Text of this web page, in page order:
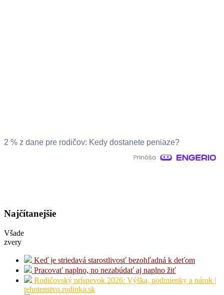
2 % z dane pre rodičov: Kedy dostanete peniaze?
Najčítanejšie
Všade
zvery
Keď je striedavá starostlivosť bezohľadná k deťom
Pracovať naplno, no nezabúdať aj naplno žiť
Rodičovský príspevok 2026: Výška, podmienky a nárok |
tehotenstvo.rodinka.sk